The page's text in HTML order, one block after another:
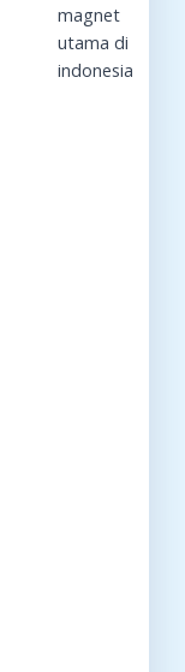
magnet
utama di
indonesia